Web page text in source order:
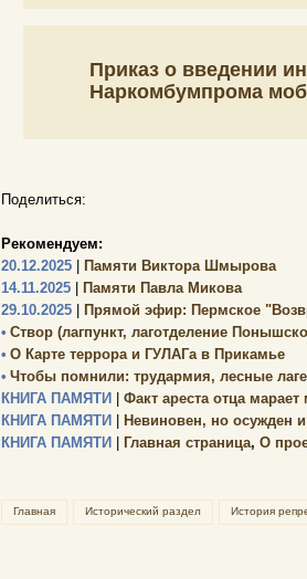
Приказ о введении
Наркомбумпрома
Поделиться:
Рекомендуем:
20.12.2025
Памяти Виктора Шмырова
14.11.2025
Памяти Павла Микова
29.10.2025
Прямой эфир: Пермское
• Створ (лагпункт, лаготделение
• О Карте террора и ГУЛАГа в Прикамье
• Чтобы помнили: трудармия, лесные
КНИГА ПАМЯТИ
Факт ареста отца
КНИГА ПАМЯТИ
Невиновен, но осужден и
КНИГА ПАМЯТИ
Главная страница, О
Главная Исторический раздел История